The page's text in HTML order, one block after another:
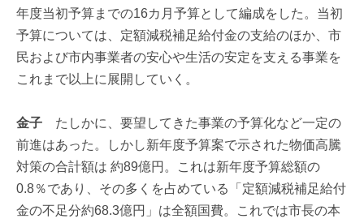
年度当初予算までの16カ月予算として編成をした。当初
予算については、定額減税補足給付金の支給のほか、市
民および市内事業者の安心や生活の安定を支える事業を
これまで以上に展開していく。
金子 たしかに、要望してきた事業の予算化など一定の
前進はあった。しかし新年度予算案で示された物価高騰
対策の合計額は 約89億円。これは新年度予算総額の
0.8％であり、その多くを占めている「定額減税補足給付
金の不足分約68.3億円」は全額国費。これでは市長の本